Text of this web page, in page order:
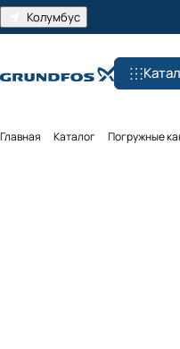
Колумбус
Главная Каталог Погружные